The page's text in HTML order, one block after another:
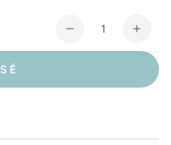
Réduire
la
de
Fish
la
de
Fish